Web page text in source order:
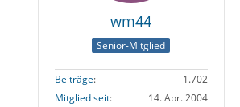
wm44
Senior-Mitglied
Beiträge
1.702
Mitglied seit
14. Apr. 2004